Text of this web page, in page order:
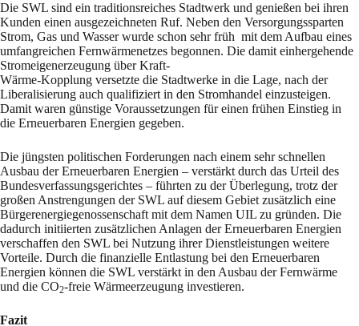
Die SWL sind ein traditionsreiches Stadtwerk und genießen bei ihren
Kunden einen ausgezeichneten Ruf. Neben den Versorgungssparten
Strom, Gas und Wasser wurde schon sehr früh mit dem Aufbau eines
umfangreichen Fernwärmenetzes begonnen. Die damit einhergehende
Stromeigenerzeugung über Kraft-
Wärme-Kopplung versetzte die Stadtwerke in die Lage, nach der
Liberalisierung auch qualifiziert in den Stromhandel einzusteigen.
Damit waren günstige Voraussetzungen für einen frühen Einstieg in
die Erneuerbaren Energien gegeben.
Die jüngsten politischen Forderungen nach einem sehr schnellen
Ausbau der Erneuerbaren Energien – verstärkt durch das Urteil des
Bundesverfassungsgerichtes – führten zu der Überlegung, trotz der
großen Anstrengungen der SWL auf diesem Gebiet zusätzlich eine
Bürgerenergiegenossenschaft mit dem Namen UIL zu gründen. Die
dadurch initiierten zusätzlichen Anlagen der Erneuerbaren Energien
verschaffen den SWL bei Nutzung ihrer Dienstleistungen weitere
Vorteile. Durch die finanzielle Entlastung bei den Erneuerbaren
Energien können die SWL verstärkt in den Ausbau der Fernwärme
und die CO2-freie Wärmeerzeugung investieren.
Fazit